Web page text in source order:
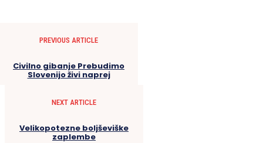
PREVIOUS ARTICLE
Civilno gibanje Prebudimo
Slovenijo živi naprej
NEXT ARTICLE
Velikopotezne boljševiške
zaplembe